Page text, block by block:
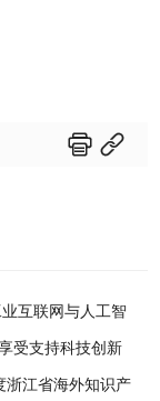
 
互联网与人工智
受支持科技创新
法》的通知
浙江省海外知识产